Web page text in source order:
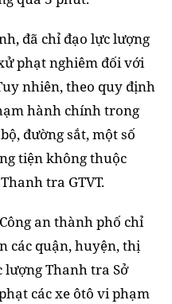
đã chỉ đạo lực lượng
phạt nghiêm đối với
nhiên, theo quy định
hành chính trong
đường sắt, một số
tiện không thuộc
tra GTVT.
an thành phố chỉ
các quận, huyện, thị
Thanh tra Sở
các xe ôtô vi phạm